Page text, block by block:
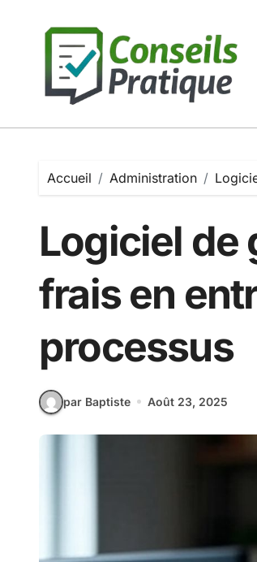
Accueil Administration
Logiciel de
frais en
processus
par Baptiste Août 23, 2025